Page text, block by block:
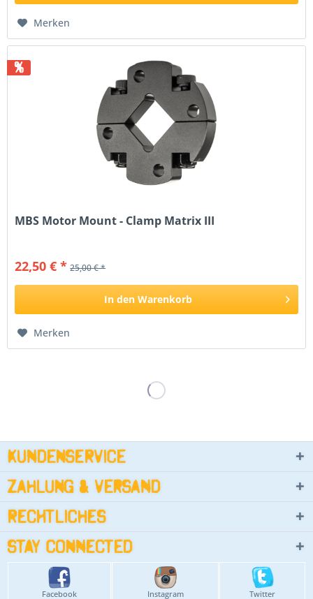
Merken
%
MBS Motor Mount - Clamp Matrix III
22,50 € * 25,00 € *
In den Warenkorb
Merken
Kundenservice
Zahlung & Versand
Rechtliches
Stay connected
Facebook Instagram Twitter